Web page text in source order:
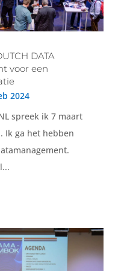
DATA
voor een
2024
spreek ik 7 maart
Ik ga het hebben